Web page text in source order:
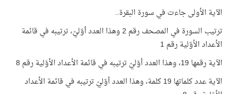
الآية الأولى جاءت في سورة البقرة..
ترتيب السورة في المصحف رقم 2 وهذا العدد أوّليّ، ترتيبه في قائمة
الأعداد الأوّلية رقم 1
الآية رقمها 19، وهذا العدد أوّليّ ترتيبه في قائمة الأعداد الأوّلية رقم 8
الآية عدد كلماتها 19 كلمة، وهذا العدد أوّليّ ترتيبه في قائمة الأعداد